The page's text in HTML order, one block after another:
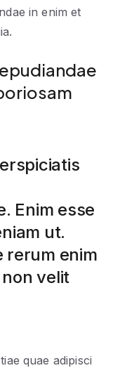
in enim et
Enim esse
ut.
rerum enim
velit
quae adipisci